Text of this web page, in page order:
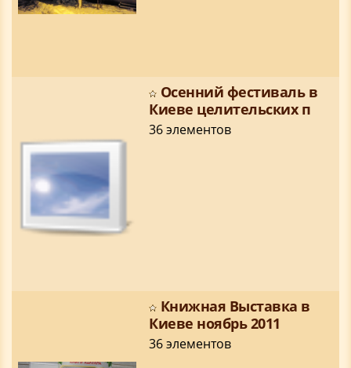
Осенний фестиваль в
Киеве целительских п
36 элементов
Книжная Выставка в
Киеве ноябрь 2011
36 элементов